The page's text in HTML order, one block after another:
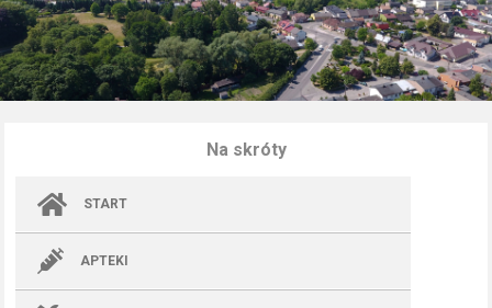
Na skróty
START
APTEKI